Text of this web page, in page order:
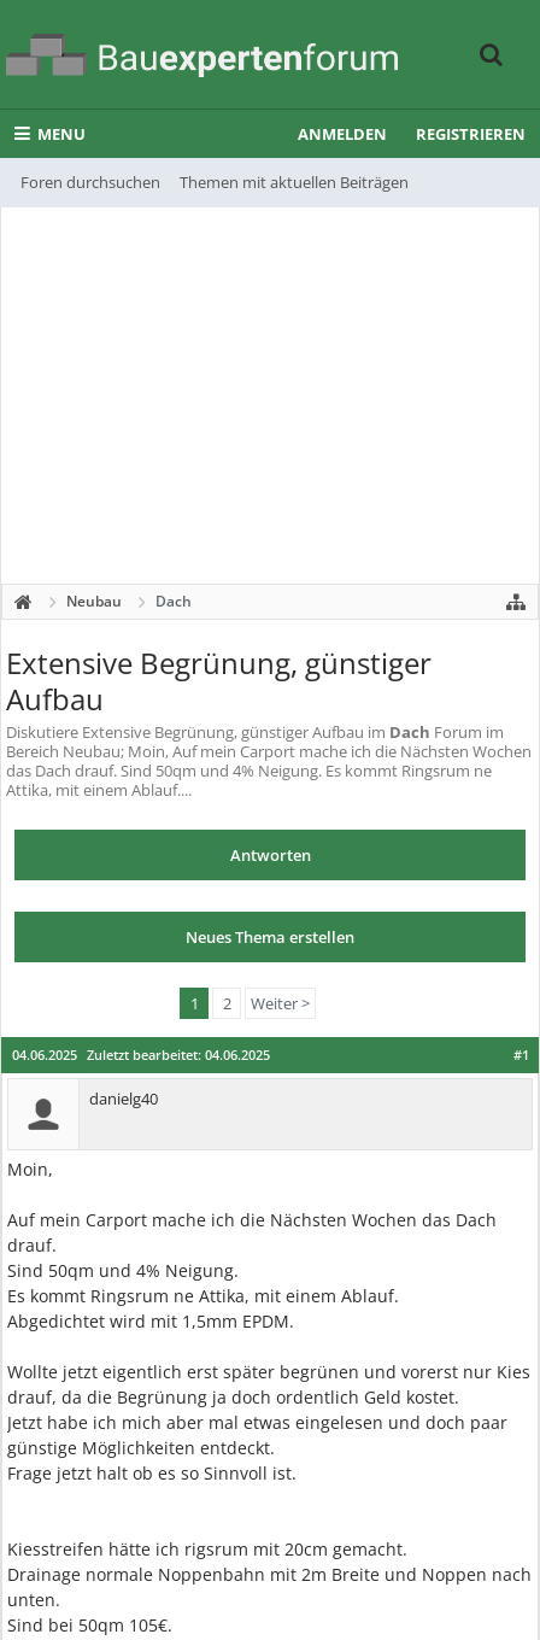
MENU
Foren durchsuchen Themen mit aktuellen Beiträgen
ANMELDEN REGISTRIEREN
Neubau Dach
Extensive Begrünung, günstiger
Aufbau
Diskutiere Extensive Begrünung, günstiger Aufbau im Dach Forum im
Bereich Neubau; Moin, Auf mein Carport mache ich die Nächsten Wochen
das Dach drauf. Sind 50qm und 4% Neigung. Es kommt Ringsrum ne
Attika, mit einem Ablauf....
Antworten
Neues Thema erstellen
1 2 Weiter >
#1
04.06.2025 Zuletzt bearbeitet: 04.06.2025
danielg40
Moin,
Auf mein Carport mache ich die Nächsten Wochen das Dach
drauf.
Sind 50qm und 4% Neigung.
Es kommt Ringsrum ne Attika, mit einem Ablauf.
Abgedichtet wird mit 1,5mm EPDM.
Wollte jetzt eigentlich erst später begrünen und vorerst nur Kies
drauf, da die Begrünung ja doch ordentlich Geld kostet.
Jetzt habe ich mich aber mal etwas eingelesen und doch paar
günstige Möglichkeiten entdeckt.
Frage jetzt halt ob es so Sinnvoll ist.
Kiesstreifen hätte ich rigsrum mit 20cm gemacht.
Drainage normale Noppenbahn mit 2m Breite und Noppen nach
unten.
Sind bei 50qm 105€.